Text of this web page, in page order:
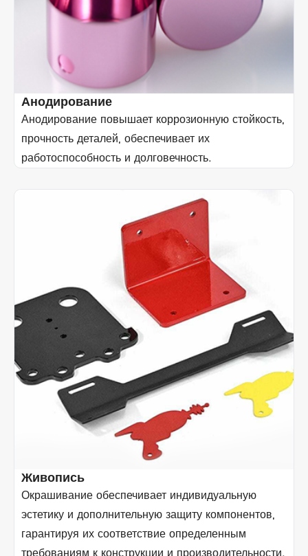
Анодирование
Анодирование повышает коррозионную стойкость,
прочность деталей, обеспечивает их
работоспособность и долговечность.
Живопись
Окрашивание обеспечивает индивидуальную
эстетику и дополнительную защиту компонентов,
гарантируя их соответствие определенным
требованиям к конструкции и производительности.